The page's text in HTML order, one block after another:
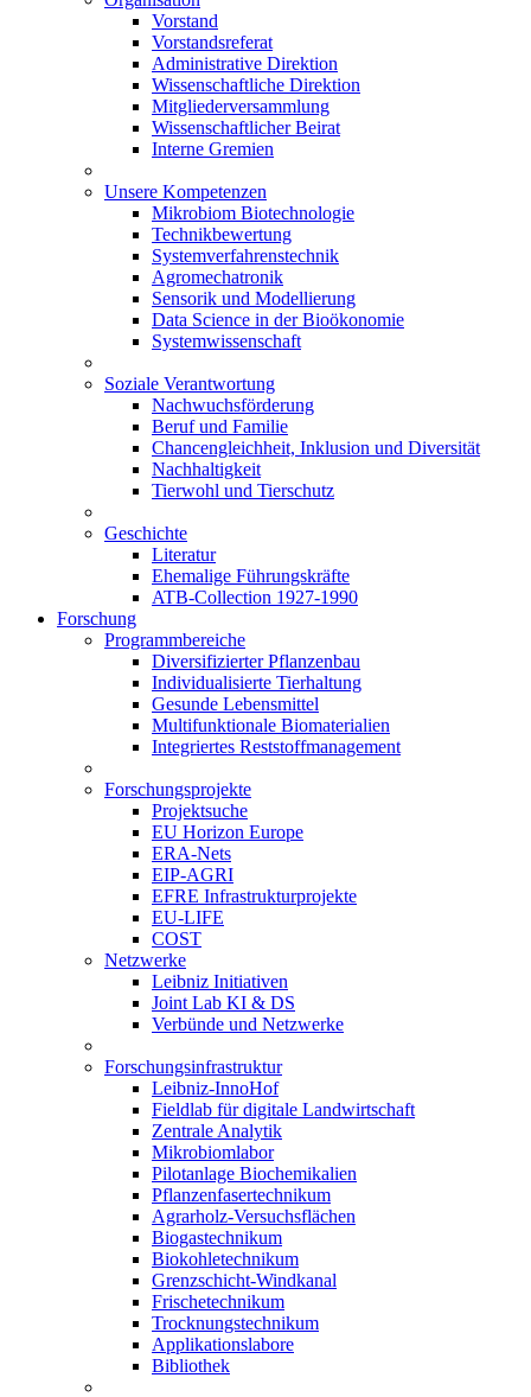
Vorstand
Vorstandsreferat
Administrative Direktion
Wissenschaftliche Direktion
Mitgliederversammlung
Wissenschaftlicher Beirat
Interne Gremien
Unsere Kompetenzen
Mikrobiom Biotechnologie
Technikbewertung
Systemverfahrenstechnik
Agromechatronik
Sensorik und Modellierung
Data Science in der Bioökonomie
Systemwissenschaft
Soziale Verantwortung
Nachwuchsförderung
Beruf und Familie
Chancengleichheit, Inklusion und Diversität
Nachhaltigkeit
Tierwohl und Tierschutz
Geschichte
Literatur
Ehemalige Führungskräfte
ATB-Collection 1927-1990
Forschung
Programmbereiche
Diversifizierter Pflanzenbau
Individualisierte Tierhaltung
Gesunde Lebensmittel
Multifunktionale Biomaterialien
Integriertes Reststoffmanagement
Forschungsprojekte
Projektsuche
EU Horizon Europe
ERA-Nets
EIP-AGRI
EFRE Infrastrukturprojekte
EU-LIFE
COST
Netzwerke
Leibniz Initiativen
Joint Lab KI & DS
Verbünde und Netzwerke
Forschungsinfrastruktur
Leibniz-InnoHof
Fieldlab für digitale Landwirtschaft
Zentrale Analytik
Mikrobiomlabor
Pilotanlage Biochemikalien
Pflanzenfasertechnikum
Agrarholz-Versuchsflächen
Biogastechnikum
Biokohletechnikum
Grenzschicht-Windkanal
Frischetechnikum
Trocknungstechnikum
Applikationslabore
Bibliothek